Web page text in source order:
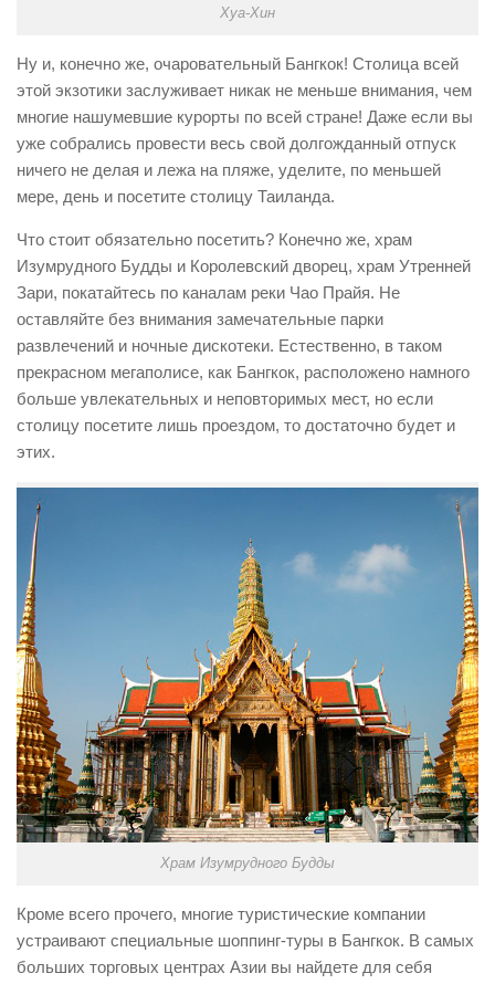
Хуа-Хин
Ну и, конечно же, очаровательный Бангкок! Столица всей
этой экзотики заслуживает никак не меньше внимания, чем
многие нашумевшие курорты по всей стране! Даже если вы
уже собрались провести весь свой долгожданный отпуск
ничего не делая и лежа на пляже, уделите, по меньшей
мере, день и посетите столицу Таиланда.
Что стоит обязательно посетить? Конечно же, храм
Изумрудного Будды и Королевский дворец, храм Утренней
Зари, покатайтесь по каналам реки Чао Прайя. Не
оставляйте без внимания замечательные парки
развлечений и ночные дискотеки. Естественно, в таком
прекрасном мегаполисе, как Бангкок, расположено намного
больше увлекательных и неповторимых мест, но если
столицу посетите лишь проездом, то достаточно будет и
этих.
Храм Изумрудного Будды
Кроме всего прочего, многие туристические компании
устраивают специальные шоппинг-туры в Бангкок. В самых
больших торговых центрах Азии вы найдете для себя